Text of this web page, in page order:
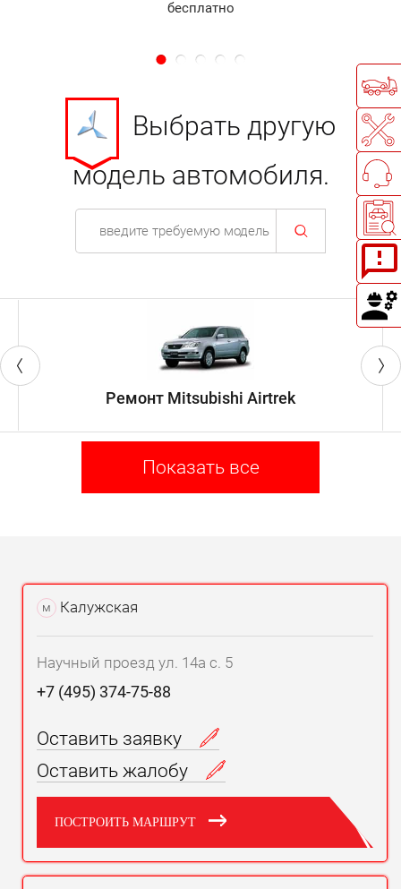
бесплатно
Выбрать другую
модель автомобиля.
Ремонт Mitsubishi Airtrek
Показать все
м Калужская
Научный проезд ул. 14а с. 5
+7 (495) 374-75-88
Оставить заявку
Оставить жалобу
ПОСТРОИТЬ МАРШРУТ